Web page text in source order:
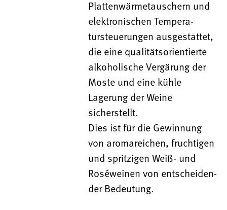
Plattenwärmetauschern und
elektronischen Tempera-
tursteuerungen ausgestattet,
die eine qualitätsorientierte
alkoholische Vergärung der
Moste und eine kühle
Lagerung der Weine
sicherstellt.
Dies ist für die Gewinnung
von aromareichen, fruchtigen
und spritzigen Weiß- und
Roséweinen von entscheiden-
der Bedeutung.